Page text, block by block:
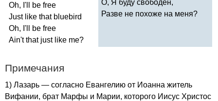
Oh, I'll be free
Just like that bluebird
Oh, I'll be free
Ain't that just like me?
О, Я буду свободен,
Разве не похоже на меня?
Примечания
1) Лазарь — согласно Евангелию от Иоанна житель
Вифании, брат Марфы и Марии, которого Иисус Христос